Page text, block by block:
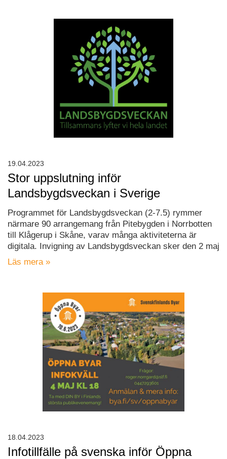
Stor uppslutning inför
Landsbygdsveckan i Sverige
Programmet för Landsbygdsveckan (2-7.5) rymmer
närmare 90 arrangemang från Pitebygden i Norrbotten
till Klågerup i Skåne, varav många aktiviteterna är
digitala. Invigning av Landsbygdsveckan sker den 2 maj
Läs mera »
19.04.2023
Infotillfälle på svenska inför Öppna
18.04.2023